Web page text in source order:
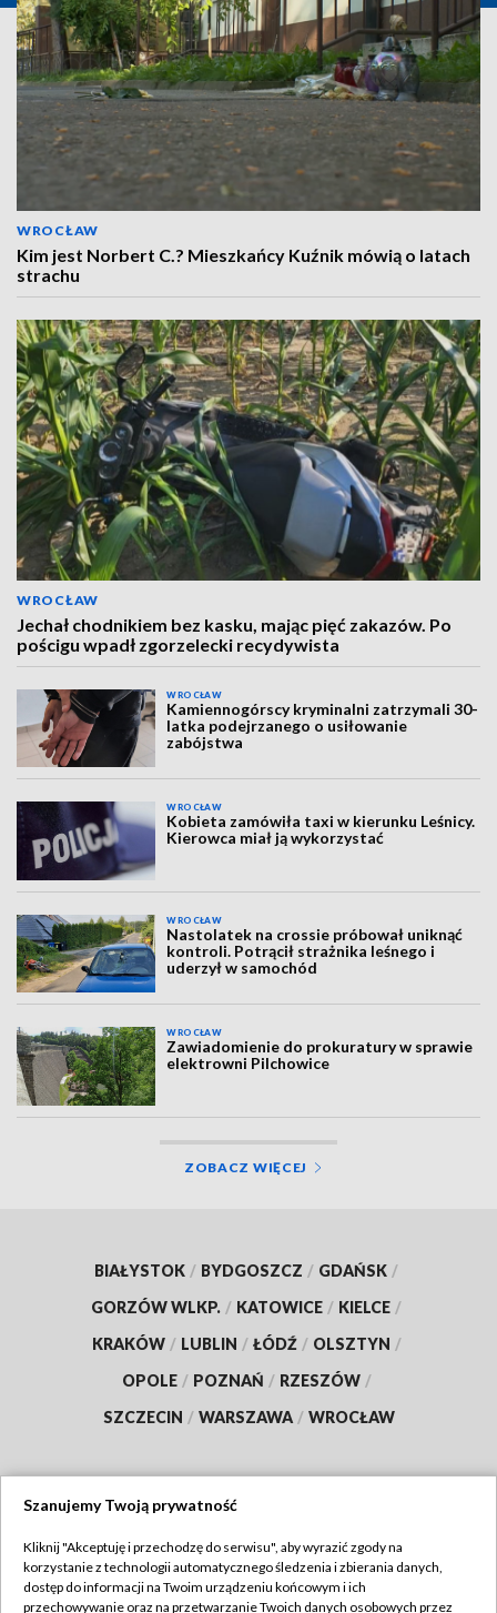
WROCŁAW
Kim jest Norbert C.? Mieszkańcy Kuźnik mówią o latach
strachu
WROCŁAW
Jechał chodnikiem bez kasku, mając pięć zakazów. Po
pościgu wpadł zgorzelecki recydywista
WROCŁAW
Kamiennogórscy kryminalni zatrzymali 30-
latka podejrzanego o usiłowanie
zabójstwa
WROCŁAW
Kobieta zamówiła taxi w kierunku Leśnicy.
Kierowca miał ją wykorzystać
WROCŁAW
Nastolatek na crossie próbował uniknąć
kontroli. Potrącił strażnika leśnego i
uderzył w samochód
WROCŁAW
Zawiadomienie do prokuratury w sprawie
elektrowni Pilchowice
ZOBACZ WIĘCEJ
BIAŁYSTOK / BYDGOSZCZ / GDAŃSK /
GORZÓW WLKP. / KATOWICE / KIELCE /
KRAKÓW / LUBLIN / ŁÓDŹ / OLSZTYN /
OPOLE / POZNAŃ / RZESZÓW /
SZCZECIN / WARSZAWA / WROCŁAW
TVP
Abonament TVP
Szanujemy Twoją prywatność
Kliknij "Akceptuję i przechodzę do serwisu", aby wyrazić zgody na
korzystanie z technologii automatycznego śledzenia i zbierania danych,
dostęp do informacji na Twoim urządzeniu końcowym i ich
przechowywanie oraz na przetwarzanie Twoich danych osobowych przez